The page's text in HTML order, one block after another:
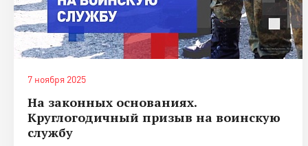
7 ноября 2025
На законных основаниях.
Круглогодичный призыв на воинскую
службу